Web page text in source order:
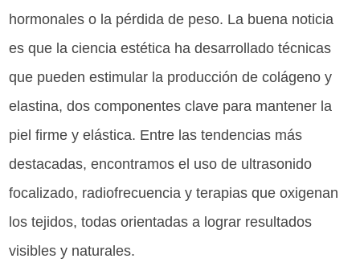
hormonales o la pérdida de peso. La buena noticia
es que la ciencia estética ha desarrollado técnicas
que pueden estimular la producción de colágeno y
elastina, dos componentes clave para mantener la
piel firme y elástica. Entre las tendencias más
destacadas, encontramos el uso de ultrasonido
focalizado, radiofrecuencia y terapias que oxigenan
los tejidos, todas orientadas a lograr resultados
visibles y naturales.